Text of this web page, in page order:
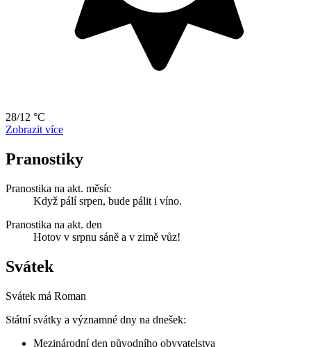
28/12 °C
Zobrazit více
Pranostiky
Pranostika na akt. měsíc
Když pálí srpen, bude pálit i víno.
Pranostika na akt. den
Hotov v srpnu sáně a v zimě vůz!
Svátek
Svátek má Roman
Státní svátky a významné dny na dnešek:
Mezinárodní den původního obyvatelstva